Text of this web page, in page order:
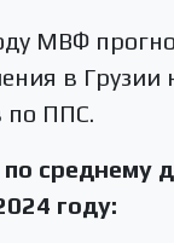
МВФ
в Грузии
по ППС.
среднему
году: